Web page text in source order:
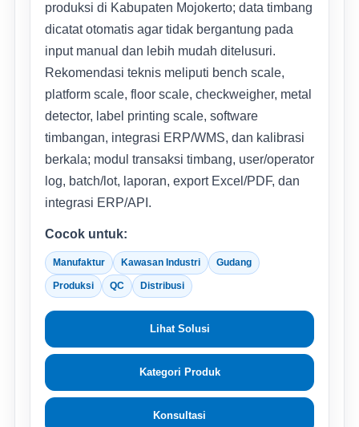
produksi di Kabupaten Mojokerto; data timbang
dicatat otomatis agar tidak bergantung pada
input manual dan lebih mudah ditelusuri.
Rekomendasi teknis meliputi bench scale,
platform scale, floor scale, checkweigher, metal
detector, label printing scale, software
timbangan, integrasi ERP/WMS, dan kalibrasi
berkala; modul transaksi timbang, user/operator
log, batch/lot, laporan, export Excel/PDF, dan
integrasi ERP/API.
Cocok untuk:
Manufaktur Kawasan Industri Gudang
Produksi QC Distribusi
Lihat Solusi
Kategori Produk
Konsultasi